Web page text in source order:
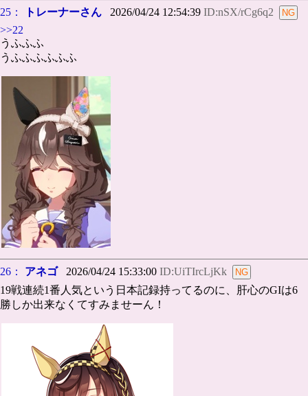
25： トレーナーさん 2026/04/24 12:54:39 ID:nSX/rCg6q2
>>22
うふふふ
うふふふふふふ
26： アネゴ2026/04/24 15:33:00 ID:UiTIrcLjKk
19戦連続1番人気という日本記録持ってるのに、肝心のGIは6
勝しか出来なくてすみませーん！